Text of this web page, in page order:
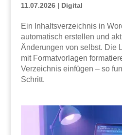
11.07.2026| Digital
Ein Inhaltsverzeichnis in
automatisch erstellen und
Änderungen von selbst. Die
mit Formatvorlagen
Verzeichnis einfügen – so
Schritt.